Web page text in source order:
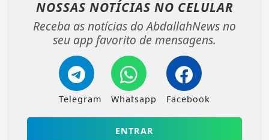
NOSSAS NOTÍCIAS NO CELULAR
Receba as notícias do AbdallahNews no
seu app favorito de mensagens.
Telegram Whatsapp Facebook
ENTRAR